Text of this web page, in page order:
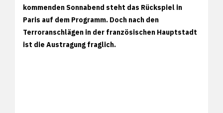
kommenden Sonnabend steht das Rückspiel in
Paris auf dem Programm. Doch nach den
Terroranschlägen in der französischen Hauptstadt
ist die Austragung fraglich.